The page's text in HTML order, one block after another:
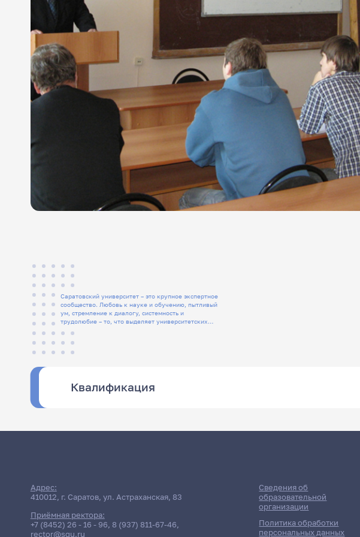
Саратовский университет – это крупное экспертное
сообщество. Любовь к науке и обучению, пытливый
ум, стремление к диалогу, системность и
трудолюбие – то, что выделяет университетских
Квалификация
Адрес:
410012, г. Саратов, ул. Астраханская, 83
Приёмная ректора:
+7 (8452) 26 - 16 - 96, 8 (937) 811-67-46,
rector@sgu.ru
Сведения об
образовательной
организации
Политика обработки
персональных данных